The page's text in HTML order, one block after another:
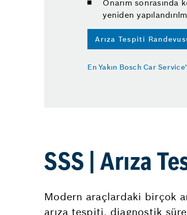
Onarım sonrasında
yeniden
Arıza Tespiti
En Yakın Bosch Car
SSS | Arıza
Modern araçlardaki birçok
arıza tespiti, diagnostik